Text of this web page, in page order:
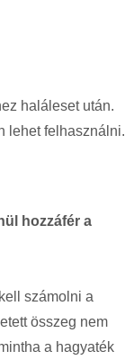
haláleset után.
lehet felhasználni.
hozzáfér a
számolni a
összeg nem
a hagyaték